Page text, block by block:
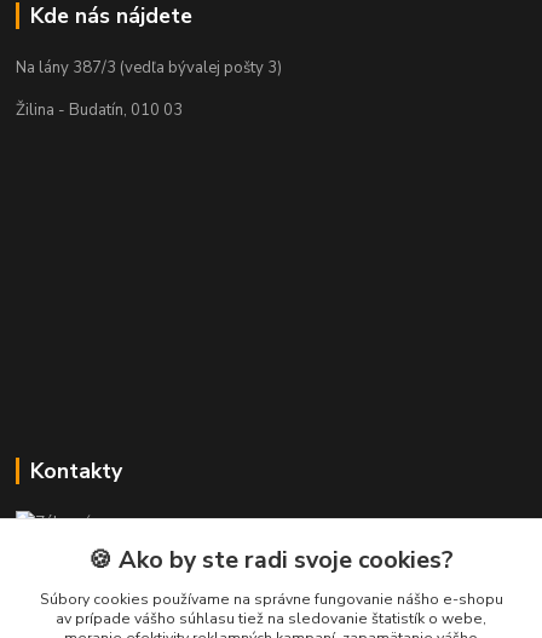
Kde nás nájdete
Na lány 387/3 (vedľa bývalej pošty 3)
Žilina - Budatín, 010 03
Kontakty
+421 911 010 560
Po-Pia, 13-17 hod.
info@presmartfon.sk
🍪 Ako by ste radi svoje cookies?
Súbory cookies používame na správne fungovanie nášho e-shopu
av prípade vášho súhlasu tiež na sledovanie štatistík o webe,